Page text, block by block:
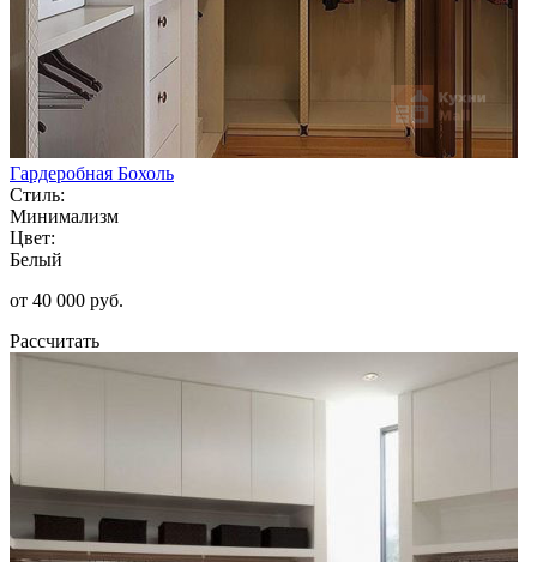
Гардеробная Бохоль
Стиль:
Минимализм
Цвет:
Белый
от 40 000 руб.
Рассчитать